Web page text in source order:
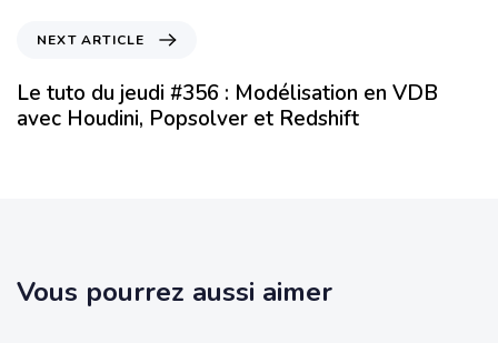
NEXT ARTICLE
Le tuto du jeudi #356 : Modélisation en VDB
avec Houdini, Popsolver et Redshift
Vous pourrez aussi aimer